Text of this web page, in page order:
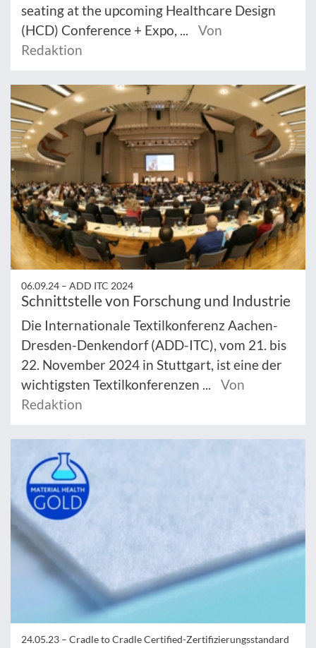
seating at the upcoming Healthcare Design
(HCD) Conference + Expo, ...
Von
Redaktion
06.09.24 – ADD ITC 2024
Schnittstelle von Forschung und Industrie
Die Internationale Textilkonferenz Aachen-
Dresden-Denkendorf (ADD-ITC), vom 21. bis
22. November 2024 in Stuttgart, ist eine der
wichtigsten Textilkonferenzen ...
Von
Redaktion
24.05.23 – Cradle to Cradle Certified-Zertifizierungsstandard